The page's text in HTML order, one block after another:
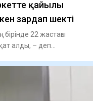
қайғылы
зардап шекті
бірінде 22 жастағы
алды, – деп